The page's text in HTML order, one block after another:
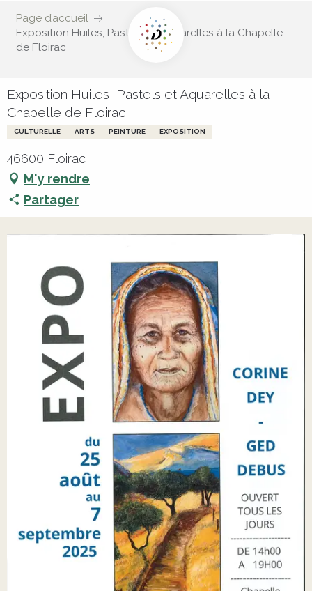
Page d’accueil
Exposition Huiles, Pastels et Aquarelles à la Chapelle
de Floirac
Exposition Huiles, Pastels et Aquarelles à la
Chapelle de Floirac
CULTURELLE ARTS PEINTURE EXPOSITION
46600 Floirac
M'y rendre
Partager